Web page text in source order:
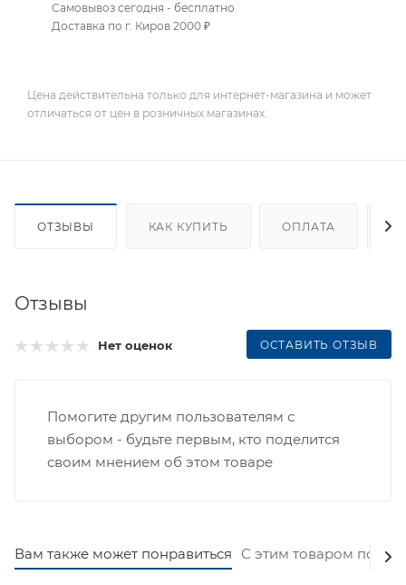
Самовывоз сегодня - бесплатно
Доставка по г. Киров 2000 ₽
Цена действительна только для интернет-магазина и может
отличаться от цен в розничных магазинах.
ОТЗЫВЫ КАК КУПИТЬ ОПЛАТА
Отзывы
Нет оценок ОСТАВИТЬ ОТЗЫВ
Помогите другим пользователям с
выбором - будьте первым, кто поделится
своим мнением об этом товаре
Вам также может понравиться С этим товаром